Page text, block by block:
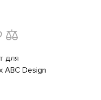
для
ABC Design